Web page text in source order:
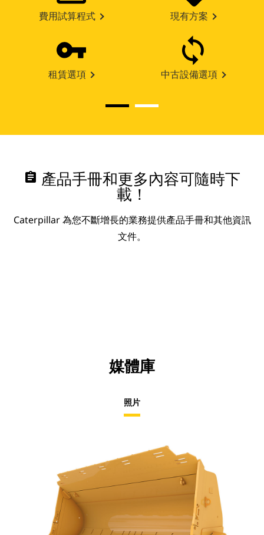
費用試算程式 現有方案
租賃選項 中古設備選項
assignment 產品手冊和更多內容可隨時下
載！
Caterpillar 為您不斷增長的業務提供產品手冊和其他資訊
文件。
媒體庫
照片